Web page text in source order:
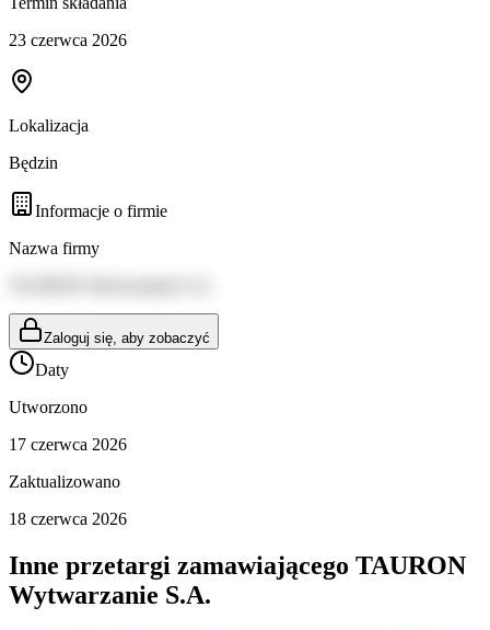
23 czerwca 2026
Lokalizacja
Będzin
Informacje o firmie
Nazwa firmy
Zaloguj się, aby zobaczyć
Daty
Utworzono
17 czerwca 2026
Zaktualizowano
18 czerwca 2026
Inne przetargi zamawiającego TAURON
Wytwarzanie S.A.